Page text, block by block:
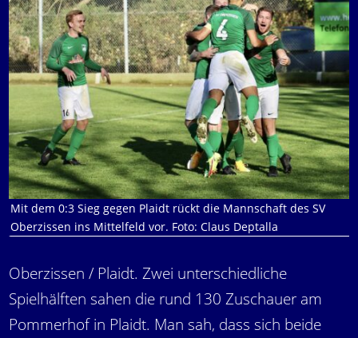
Mit dem 0:3 Sieg gegen Plaidt rückt die Mannschaft des SV
Oberzissen ins Mittelfeld vor. Foto: Claus Deptalla
Oberzissen / Plaidt. Zwei unterschiedliche
Spielhälften sahen die rund 130 Zuschauer am
Pommerhof in Plaidt. Man sah, dass sich beide